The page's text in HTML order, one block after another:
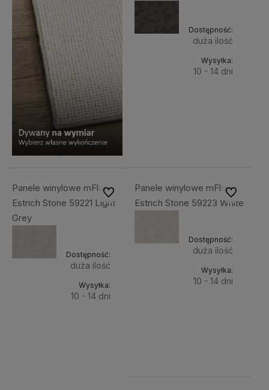
Dostępność:
duża ilość
Wysyłka:
10 - 14 dni
Panele winylowe mFlor
Estrich Stone 59221 Light
Grey
Dostępność:
duża ilość
Wysyłka:
10 - 14 dni
Do ulubionychPanele winylowe mFlor
Estrich Stone 59223 White
Dostępność:
duża ilość
Wysyłka:
10 - 14 dni
Do